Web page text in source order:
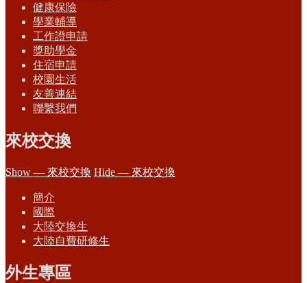
健康保險
學業輔導
工作證申請
獎助學金
住宿申請
校園生活
友善連結
聯繫我們
來校交換
Show — 來校交換 Hide — 來校交換
簡介
國際
大陸交換生
大陸自費研修生
外生專區